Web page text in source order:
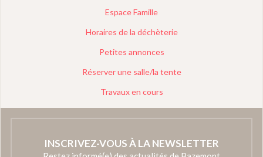
Espace Famille
Horaires de la déchèterie
Petites annonces
Réserver une salle/la tente
Travaux en cours
INSCRIVEZ-VOUS À LA NEWSLETTER